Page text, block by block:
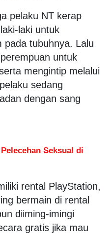
pelaku NT kerap
laki untuk
pada tubuhnya. Lalu
untuk
mengintip melalui
sedang
dengan sang
Seksual di
rental PlayStation,
bermain di rental
diiming-imingi
gratis jika mau